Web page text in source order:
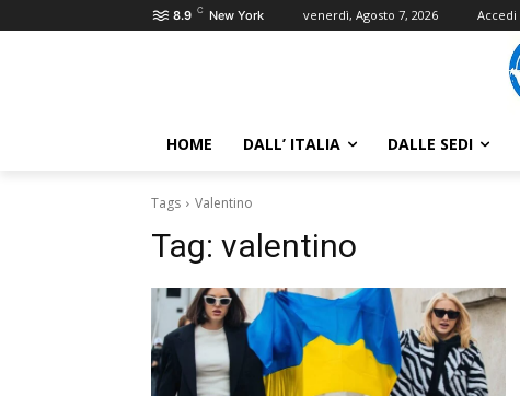
8.9 C New York venerdì, Agosto 7, 2026 Accedi
HOME DALL’ ITALIA DALLE SEDI
Tags Valentino
Tag: valentino